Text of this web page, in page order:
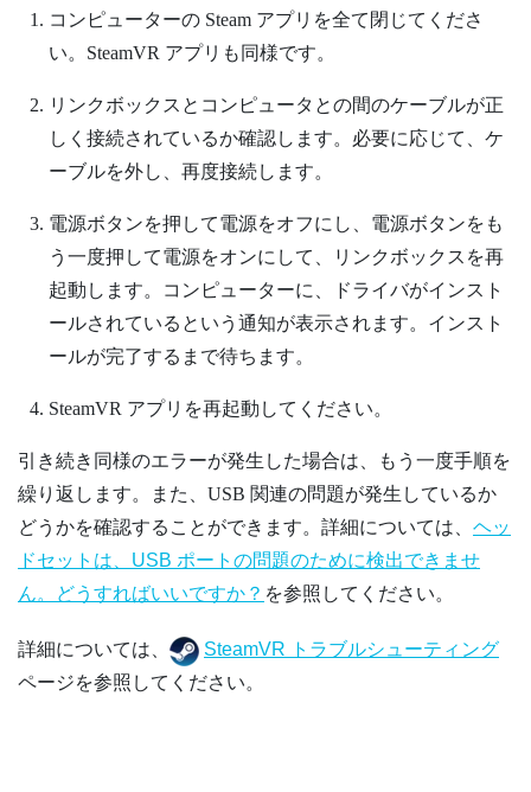
コンピューターの Steamアプリを全て閉じてくださ
い。 SteamVR アプリも同様です。
リンクボックスとコンピュータとの間のケーブルが正
しく接続されているか確認します。必要に応じて、ケ
ーブルを外し、再度接続します。
電源ボタンを押して電源をオフにし、電源ボタンをも
う一度押して電源をオンにして、リンクボックスを再
起動します。
コンピューターに、ドライバがインスト
ールされているという通知が表示されます。インスト
ールが完了するまで待ちます。
SteamVR アプリを再起動してください。
引き続き同様のエラーが発生した場合は、もう一度手順を
繰り返します。また、USB 関連の問題が発生しているか
どうかを確認することができます。詳細については、 ヘッ
ドセットは、USB ポートの問題のために検出できませ
ん。どうすればいいですか？ を参照してください。
詳細については、
SteamVR トラブルシューティング
ページを参照してください。